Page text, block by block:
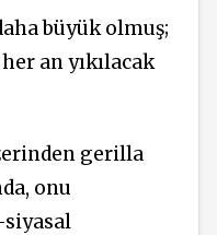
büyük olmuş;
an yıkılacak
gerilla
onu